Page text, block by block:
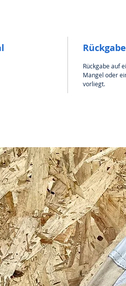
Rückgabe
Rückgabe auf
Mangel oder
vorliegt.